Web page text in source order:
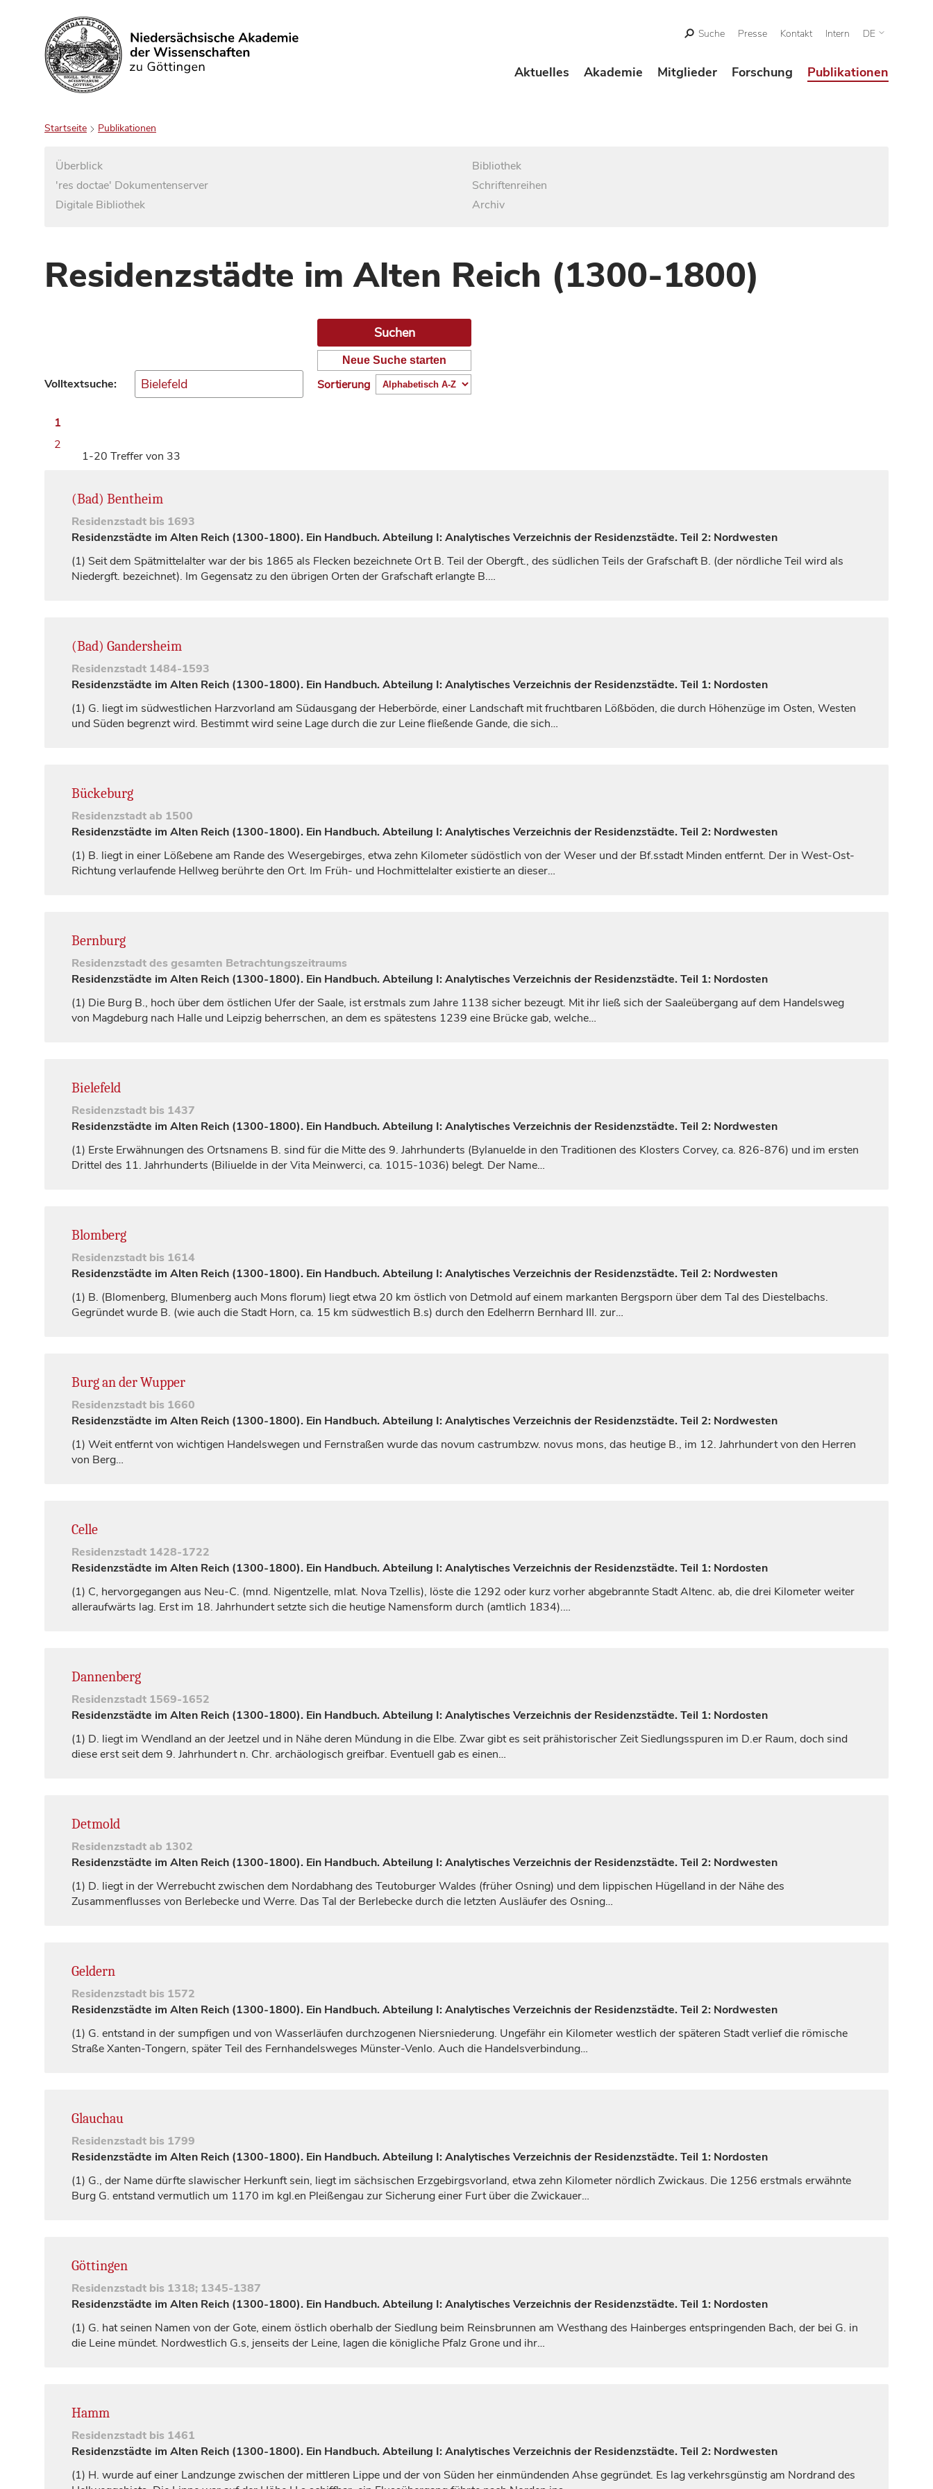
Suchen
Suche Presse Kontakt Intern DE
Aktuelles Akademie Mitglieder Forschung Publikationen
Startseite Publikationen
Überblick
'res doctae' Dokumentenserver
Digitale Bibliothek
Bibliothek
Schriftenreihen
Archiv
Residenzstädte im Alten Reich (1300-1800)
Volltextsuche:
Neue Suche starten
Sortierung
1
2
1-20 Treffer von 33
(Bad) Bentheim
Residenzstadt bis 1693
Residenzstädte im Alten Reich (1300-1800). Ein Handbuch. Abteilung I: Analytisches Verzeichnis der Residenzstädte. Teil 2: Nordwesten
(1) Seit dem Spätmittelalter war der bis 1865 als Flecken bezeichnete Ort B. Teil der Obergft., des südlichen Teils der GrafschaftB. (der nördliche Teil wird als
Niedergft. bezeichnet). Im Gegensatz zu den übrigen Orten der Grafschafterlangte B.…
(Bad) Gandersheim
Residenzstadt 1484-1593
Residenzstädte im Alten Reich (1300-1800). Ein Handbuch. Abteilung I: Analytisches Verzeichnis der Residenzstädte. Teil 1: Nordosten
(1) G. liegt im südwestlichen Harzvorland am Südausgang der Heberbörde, einer Landschaft mit fruchtbaren Lößböden, die durch Höhenzüge im Osten, Westen
und Süden begrenzt wird. Bestimmt wird seine Lage durch die zur Leine fließende Gande, die sich…
Bückeburg
Residenzstadtab 1500
Residenzstädte im Alten Reich (1300-1800). Ein Handbuch. Abteilung I: Analytisches Verzeichnis der Residenzstädte. Teil 2: Nordwesten
(1) B. liegt in einer Lößebene am Rande des Wesergebirges, etwa zehn Kilometer südöstlich von der Weser und der Bf.sstadtMinden entfernt. Der in West-Ost-
Richtung verlaufende Hellweg berührte den Ort. Im Früh- und Hochmittelalter existierte an dieser…
Bernburg
Residenzstadtdes gesamten Betrachtungszeitraums
Residenzstädte im Alten Reich (1300-1800). Ein Handbuch. Abteilung I: Analytisches Verzeichnis der Residenzstädte. Teil 1: Nordosten
(1) Die Burg B., hoch über dem östlichen Ufer der Saale, ist erstmals zum Jahre 1138 sicher bezeugt. Mit ihr ließ sich der Saaleübergang auf dem Handelsweg
von Magdeburg nach Halle und Leipzig beherrschen, an dem es spätestens 1239 eine Brücke gab, welche…
Bielefeld
Residenzstadt bis 1437
Residenzstädte im Alten Reich (1300-1800). Ein Handbuch. Abteilung I: Analytisches Verzeichnis der Residenzstädte. Teil 2: Nordwesten
(1) Erste Erwähnungen des Ortsnamens B. sind für die Mitte des 9. Jahrhunderts (Bylanuelde in den Traditionen des Klosters Corvey, ca. 826-876) und im ersten
Drittel des 11. Jahrhunderts (Biliuelde in der Vita Meinwerci, ca. 1015-1036) belegt. Der Name…
Blomberg
Residenzstadt bis 1614
Residenzstädte im Alten Reich (1300-1800). Ein Handbuch. Abteilung I: Analytisches Verzeichnis der Residenzstädte. Teil 2: Nordwesten
(1) B. (Blomenberg, Blumenberg auch Mons florum) liegt etwa 20 km östlich von Detmold auf einem markanten Bergsporn über dem Tal des Diestelbachs.
Gegründet wurde B. (wie auch die StadtHorn, ca. 15 km südwestlich B.s) durch den Edelherrn Bernhard III. zur…
Burg an der Wupper
Residenzstadt bis 1660
Residenzstädte im Alten Reich (1300-1800). Ein Handbuch. Abteilung I: Analytisches Verzeichnis der Residenzstädte. Teil 2: Nordwesten
(1) Weit entfernt von wichtigen Handelswegen und Fernstraßen wurde das novum castrumbzw. novus mons, das heutige B., im 12. Jahrhundertvon den Herren
von Berg…
Celle
Residenzstadt 1428-1722
Residenzstädte im Alten Reich (1300-1800). Ein Handbuch. Abteilung I: Analytisches Verzeichnis der Residenzstädte. Teil 1: Nordosten
(1) C, hervorgegangen aus Neu-C. (mnd. Nigentzelle, mlat. Nova Tzellis), löste die 1292 oder kurz vorher abgebrannte Stadt Altenc. ab, die drei Kilometer weiter
alleraufwärts lag. Erst im 18. Jahrhundertsetzte sich die heutige Namensform durch (amtlich 1834).…
Dannenberg
Residenzstadt 1569-1652
Residenzstädte im Alten Reich (1300-1800). Ein Handbuch. Abteilung I: Analytisches Verzeichnis der Residenzstädte. Teil 1: Nordosten
(1) D. liegt im Wendland an der Jeetzel und in Nähe deren Mündung in die Elbe. Zwar gibt es seit prähistorischer Zeit Siedlungsspuren im D.er Raum, doch sind
diese erst seit dem 9. Jahrhundertn. Chr. archäologisch greifbar. Eventuell gab es einen…
Detmold
Residenzstadtab 1302
Residenzstädte im Alten Reich (1300-1800). Ein Handbuch. Abteilung I: Analytisches Verzeichnis der Residenzstädte. Teil 2: Nordwesten
(1) D. liegt in der Werrebucht zwischen dem Nordabhang des Teutoburger Waldes (früher Osning) und dem lippischen Hügelland in der Nähe des
Zusammenflusses von Berlebecke und Werre. Das Tal der Berlebecke durch die letzten Ausläufer des Osning…
Geldern
Residenzstadt bis 1572
Residenzstädte im Alten Reich (1300-1800). Ein Handbuch. Abteilung I: Analytisches Verzeichnis der Residenzstädte. Teil 2: Nordwesten
(1) G. entstand in der sumpfigen und von Wasserläufen durchzogenen Niersniederung. Ungefähr ein Kilometer westlich der späteren Stadt verlief die römische
Straße Xanten-Tongern, später Teil des Fernhandelsweges Münster-Venlo. Auch die Handelsverbindung…
Glauchau
Residenzstadt bis 1799
Residenzstädte im Alten Reich (1300-1800). Ein Handbuch. Abteilung I: Analytisches Verzeichnis der Residenzstädte. Teil 1: Nordosten
(1) G., der Name dürfte slawischer Herkunft sein, liegt im sächsischen Erzgebirgsvorland, etwa zehn Kilometer nördlich Zwickaus. Die 1256 erstmals erwähnte
Burg G. entstand vermutlich um 1170 im kgl.en Pleißengau zur Sicherung einer Furt über die Zwickauer…
Göttingen
Residenzstadt bis 1318; 1345-1387
Residenzstädte im Alten Reich (1300-1800). Ein Handbuch. Abteilung I: Analytisches Verzeichnis der Residenzstädte. Teil 1: Nordosten
(1) G. hat seinen Namen von der Gote, einem östlich oberhalb der Siedlung beim Reinsbrunnen am Westhang des Hainberges entspringenden Bach, der bei G. in
die Leine mündet. Nordwestlich G.s, jenseits der Leine, lagen die königliche Pfalz Grone und ihr…
Hamm
Residenzstadt bis 1461
Residenzstädte im Alten Reich (1300-1800). Ein Handbuch. Abteilung I: Analytisches Verzeichnis der Residenzstädte. Teil 2: Nordwesten
(1) H. wurde auf einer Landzunge zwischen der mittleren Lippe und der von Süden her einmündenden Ahse gegründet. Es lag verkehrsgünstig am Nordrand des